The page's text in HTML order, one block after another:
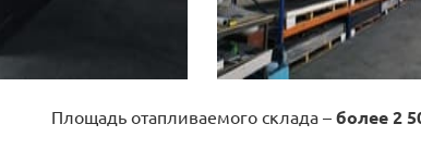
Площадь отапливаемого склада – более 2